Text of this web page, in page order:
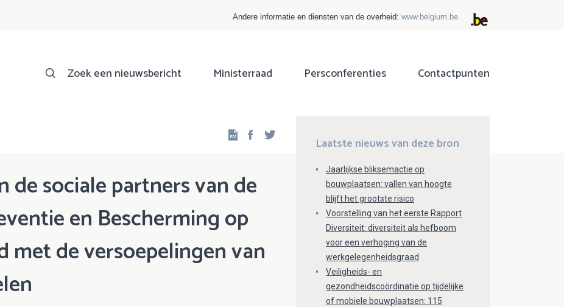
Andere informatie en diensten van de overheid: www.belgium.be
Zoek een nieuwsbericht Ministerraad Persconferenties Contactpunten
Facebook
de sociale partners van de
en Bescherming op
met de versoepelingen van
Laatste nieuws van deze bron
Jaarlijkse bliksemactie op
bouwplaatsen: vallen van hoogte
blijft het grootste risico
Voorstelling van het eerste Rapport
Diversiteit: diversiteit als hefboom
voor een verhoging van de
werkgelegenheidsgraad
Veiligheids- en
gezondheidscoördinatie op tijdelijke
of mobiele bouwplaatsen: 115